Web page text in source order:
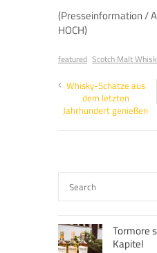
(Presseinformation /
HOCH)
featured Scotch Malt
Whisky-Schätze aus
dem letzten
Jahrhundert genießen
Tormore
Kapitel